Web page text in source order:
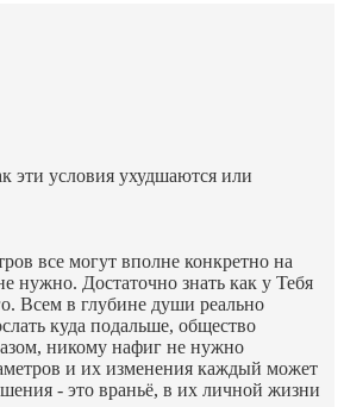
эти условия ухудшаются или
все могут вполне конкретно на
нужно. Достаточно знать как у Тебя
Всем в глубине души реально
куда подальше, общество
никому нафиг не нужно
и их изменения каждый может
- это враньё, в их личной жизни